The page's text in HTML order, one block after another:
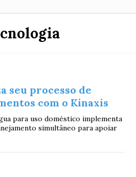
seu processo de
com o Kinaxis
para uso doméstico implementa
simultâneo para apoiar